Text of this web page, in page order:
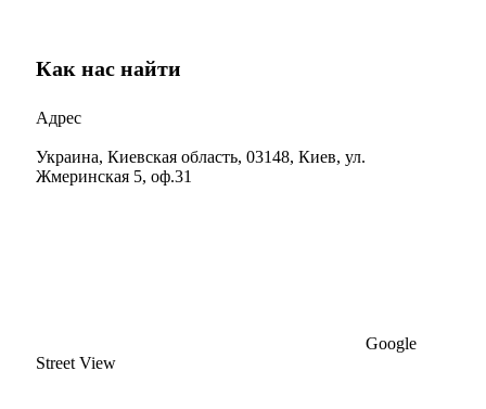
Как нас найти
Адрес
Украина, Киевская область, 03148, Киев, ул.
Жмеринская 5, оф.31
Google
Street View